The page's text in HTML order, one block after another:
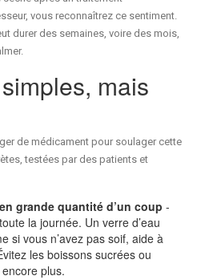
vous reconnaîtrez ce sentiment.
durer des semaines, voire des mois,
mais
de médicament pour soulager cette
testées par des patients et
grande quantité d’un coup -
la journée. Un verre d’eau
si vous n’avez pas soif, aide à
les boissons sucrées ou
plus.